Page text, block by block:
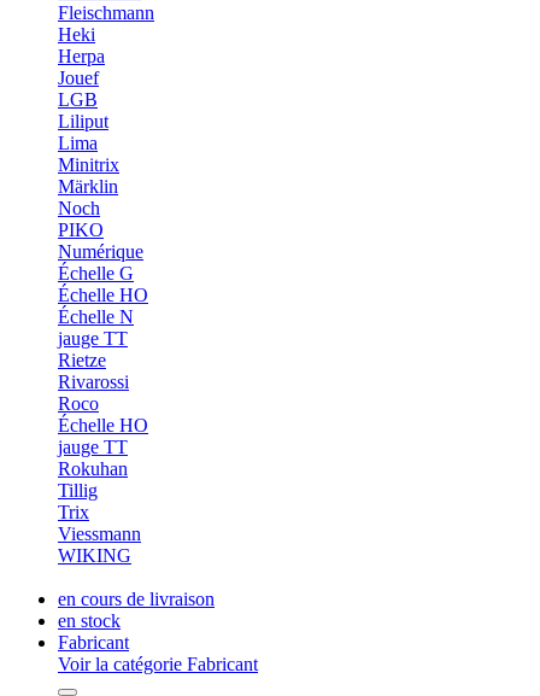
Fleischmann
Heki
Herpa
Jouef
LGB
Liliput
Lima
Minitrix
Märklin
Noch
PIKO
Numérique
Échelle G
Échelle HO
Échelle N
jauge TT
Rietze
Rivarossi
Roco
Échelle HO
jauge TT
Rokuhan
Tillig
Trix
Viessmann
WIKING
en cours de livraison
en stock
Fabricant
Voir la catégorie Fabricant